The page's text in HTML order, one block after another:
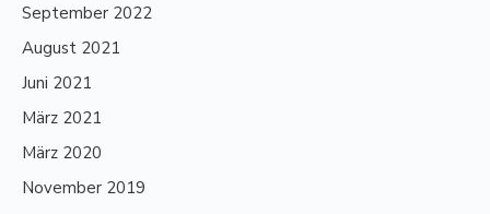
September 2022
August 2021
Juni 2021
März 2021
März 2020
November 2019